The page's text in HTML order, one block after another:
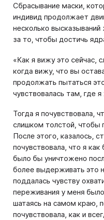
Сбрасывание маски,
индивид продолжает
несколько
за то, чтобы достичь
«Как я вижу это сейчас,
когда вижу, что вы
продолжать пытаться
чувствовалась там, где
Тогда я почувствовала,
слишком толстой, чтобы
После этого, казалось,
почувствовала, что я
было бы уничтожено
более выдерживать это
поддалась чувству
переживания у меня
шатаясь на самом краю,
почувствовала, как и